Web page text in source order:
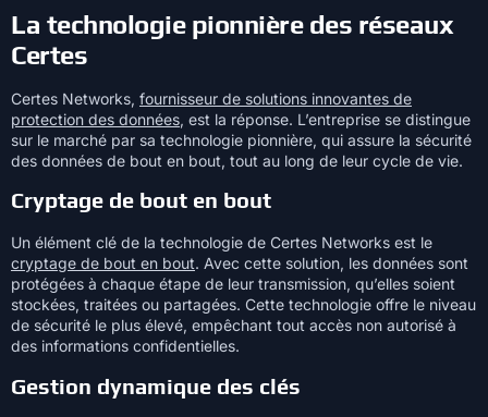
La technologie pionnière des réseaux
Certes
Certes Networks, fournisseur de solutions innovantes de
protection des données, est la réponse. L’entreprise se distingue
sur le marché par sa technologie pionnière, qui assure la sécurité
des données de bout en bout, tout au long de leur cycle de vie.
Cryptage de bout en bout
Un élément clé de la technologie de Certes Networks est le
cryptage de bout en bout. Avec cette solution, les données sont
protégées à chaque étape de leur transmission, qu’elles soient
stockées, traitées ou partagées. Cette technologie offre le niveau
de sécurité le plus élevé, empêchant tout accès non autorisé à
des informations confidentielles.
Gestion dynamique des clés